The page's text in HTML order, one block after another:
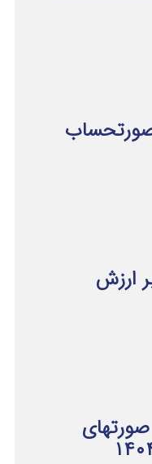
صورتحساب
ارزش